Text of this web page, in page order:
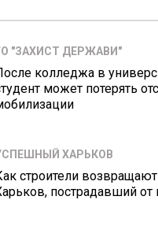
"ЗАХИСТ ДЕРЖАВИ"
колледжа в
может потерять
ХАРЬКОВ
строители
пострадавший